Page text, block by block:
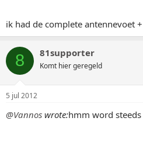
ik had de complete antennevoet
8 81supporter
Komt hier geregeld
5 jul 2012
@Vannos wrote:hmm word